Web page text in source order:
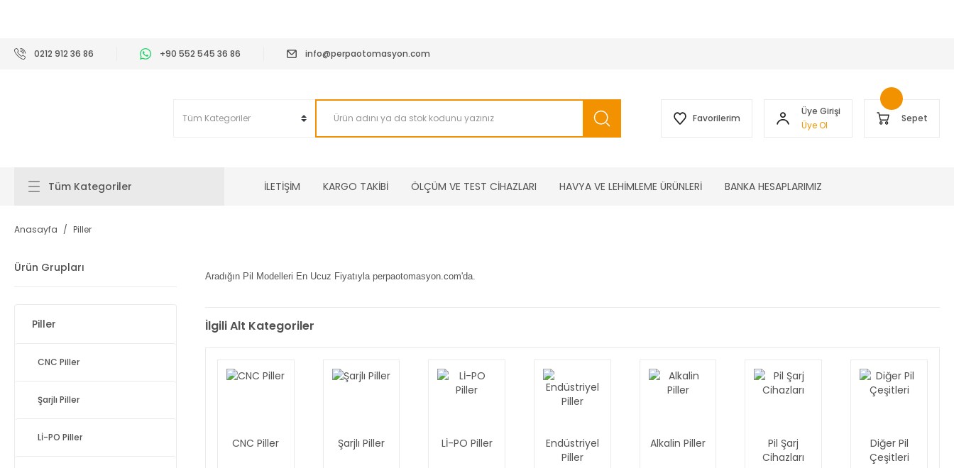
0212 912 36 86 +90 552 545 36 86 info@perpaotomasyon.com
Favorilerim
Üye Girişi
Üye Ol
Sepet
Tüm Kategoriler İLETİŞİM KARGO TAKİBİ ÖLÇÜM VE TEST CİHAZLARI HAVYA VE LEHİMLEME ÜRÜNLERİ BANKA HESAPLARIMIZ
Anasayfa Piller
Ürün Grupları
Piller
CNC Piller
Şarjlı Piller
Lİ-PO Piller
Aradığın Pil Modelleri En Ucuz Fiyatıyla perpaotomasyon.com'da.
İlgili Alt Kategoriler
CNC Piller Şarjlı Piller Lİ-PO Piller
Endüstriyel
Piller
Alkalin Piller
Pil Şarj
Cihazları
Diğer Pil
Çeşitleri